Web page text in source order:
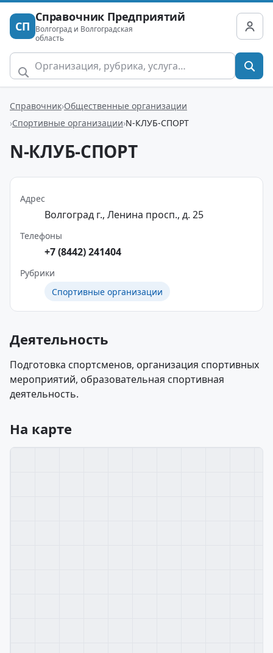
СП
Справочник Предприятий
Волгоград и Волгоградская
область
Справочник Общественные организации
Спортивные организации N-КЛУБ-СПОРТ
N-КЛУБ-СПОРТ
Адрес
Волгоград г., Ленина просп., д. 25
Телефоны
+7 (8442) 241404
Рубрики
Спортивные организации
Деятельность
Подготовка спортсменов, организация спортивных
мероприятий, образовательная спортивная
деятельность.
На карте